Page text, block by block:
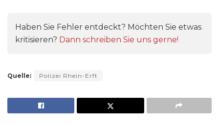
Haben Sie Fehler entdeckt? Möchten Sie etwas
kritisieren? Dann schreiben Sie uns gerne!
Quelle: Polizei Rhein-Erft